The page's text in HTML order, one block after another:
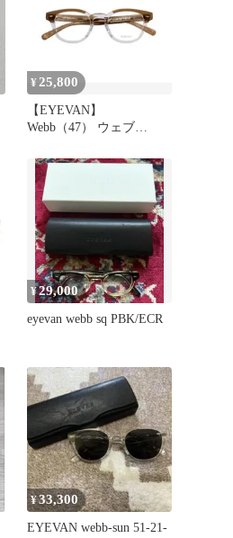
¥ 25,800
【EYEVAN】
Webb（47） ウェブ
¥29,000
eyevan webb sq PBK/ECR
¥33,300
EYEVAN webb-sun 51-21-